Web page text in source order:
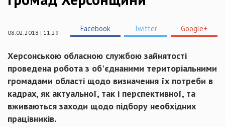
08.02.2018 | 11:29 Facebook Twitter Google+
Херсонською обласною службою зайнятості
проведена робота з об'єднаними територіальними
громадами області щодо визначення їх потреби в
кадрах, як актуальної, так і перспективної, та
вживаються заходи щодо підбору необхідних
працівників.